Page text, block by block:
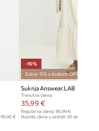
95,90 €
-10%
Extra -5% s kodom: OFF*
Suknja Answear.LAB
Trenutna cijena:
35,99 €
Regularna cijena: 90,99 €
Najniža cijena u zadnjih 30 dana prije